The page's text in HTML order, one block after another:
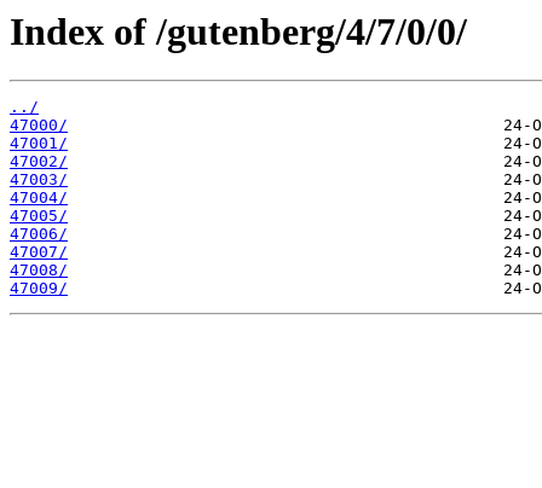
Index of /gutenberg/4/7/0/0/
../
47000/
47001/
47002/
47003/
47004/
47005/
47006/
47007/
47008/
47009/